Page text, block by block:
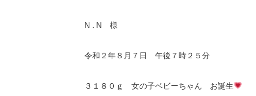
N . N 様
令和２年８月７日 午後７時２５分
３１８０ｇ 女の子ベビーちゃん お誕生